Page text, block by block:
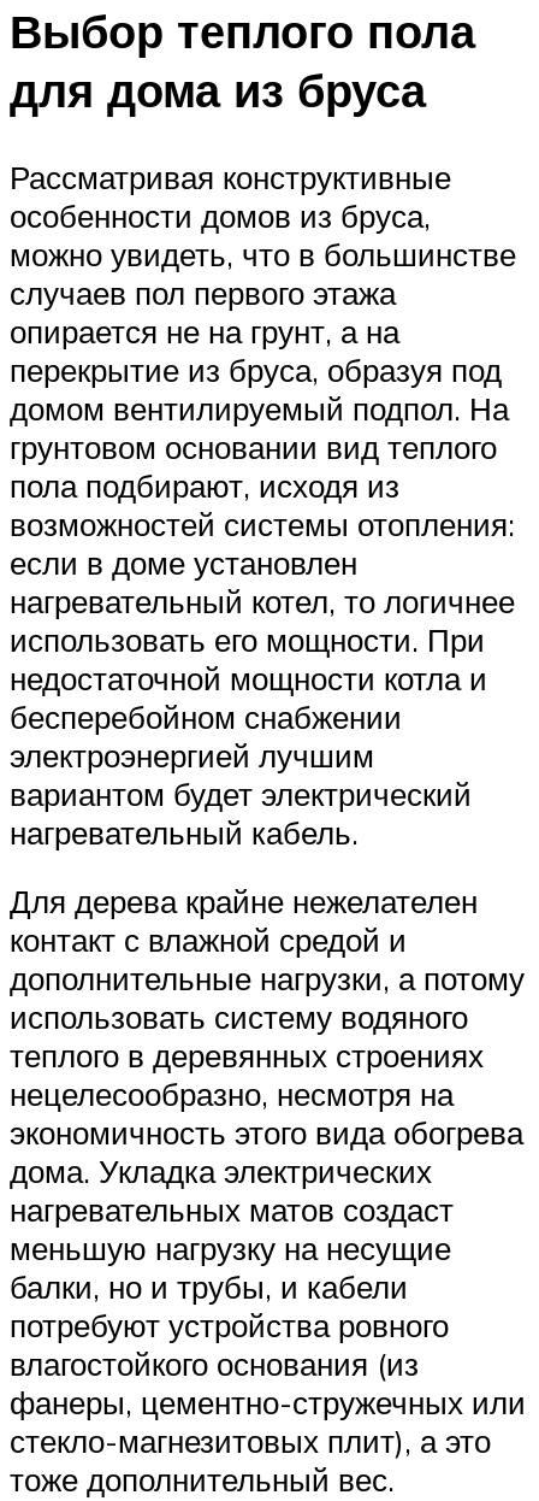
Выбор теплого пола
для дома из бруса
Рассматривая конструктивные
особенности домов из бруса,
можно увидеть, что в большинстве
случаев пол первого этажа
опирается не на грунт, а на
перекрытие из бруса, образуя под
домом вентилируемый подпол. На
грунтовом основании вид теплого
пола подбирают, исходя из
возможностей системы отопления:
если в доме установлен
нагревательный котел, то логичнее
использовать его мощности. При
недостаточной мощности котла и
бесперебойном снабжении
электроэнергией лучшим
вариантом будет электрический
нагревательный кабель.
Для дерева крайне нежелателен
контакт с влажной средой и
дополнительные нагрузки, а потому
использовать систему водяного
теплого в деревянных строениях
нецелесообразно, несмотря на
экономичность этого вида обогрева
дома. Укладка электрических
нагревательных матов создаст
меньшую нагрузку на несущие
балки, но и трубы, и кабели
потребуют устройства ровного
влагостойкого основания (из
фанеры, цементно-стружечных или
стекло-магнезитовых плит), а это
тоже дополнительный вес.